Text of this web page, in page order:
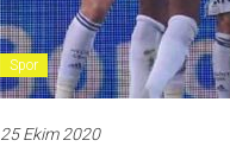
Spor
25 Ekim 2020